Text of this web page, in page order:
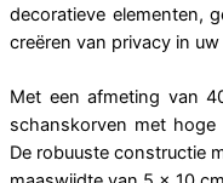
decoratieve elementen,
creëren van privacy in
Met een afmeting van
schanskorven met
De robuuste constructie